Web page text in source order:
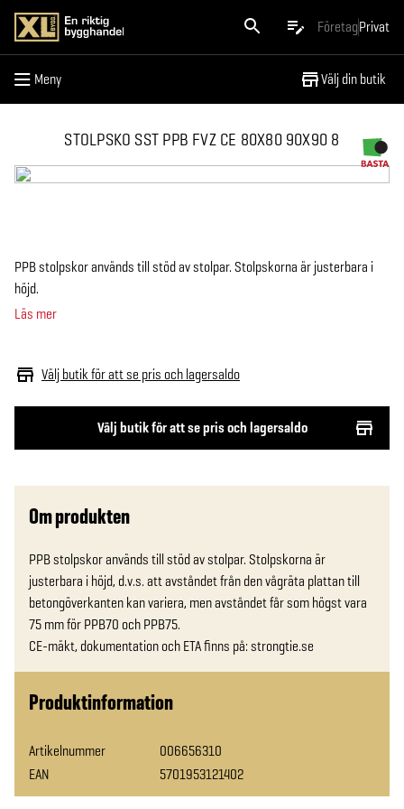
FöretagPrivat
Meny Välj din butik
Meny
STOLPSKO SST PPB FVZ CE 80X80 90X90 8
Välj butik för att se pris och lagersaldo
Välj butik för att se pris och lagersaldo
PPB stolpskor används till stöd av stolpar. Stolpskorna är justerbara i
höjd.
Läs mer
Om produkten
PPB stolpskor används till stöd av stolpar. Stolpskorna är
justerbara i höjd, d.v.s. att avståndet från den vågräta plattan till
betongöverkanten kan variera, men avståndet får som högst vara
75 mm för PPB70 och PPB75.
CE-mäkt, dokumentation och ETA finns på: strongtie.se
Produktinformation
Artikelnummer
006656310
EAN
5701953121402